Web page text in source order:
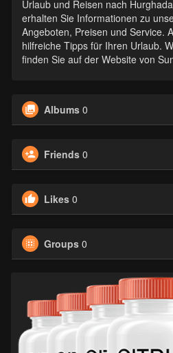
Urlaub und Reisen nach
erhalten Sie Informationen zu
Angeboten, Preisen und Service.
hilfreiche Tipps für Ihren Urlaub.
finden Sie auf der Website von
Albums 0
Friends 0
Likes 0
Groups 0